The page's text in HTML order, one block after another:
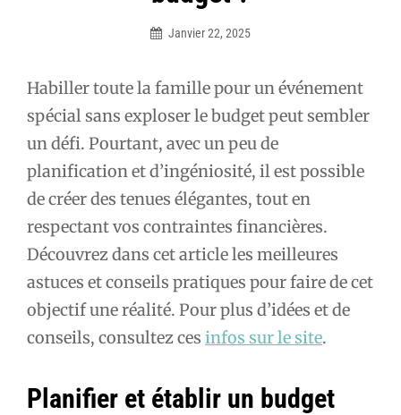
Janvier 22, 2025
Habiller toute la famille pour un événement
spécial sans exploser le budget peut sembler
un défi. Pourtant, avec un peu de
planification et d’ingéniosité, il est possible
de créer des tenues élégantes, tout en
respectant vos contraintes financières.
Découvrez dans cet article les meilleures
astuces et conseils pratiques pour faire de cet
objectif une réalité. Pour plus d’idées et de
conseils, consultez ces infos sur le site.
Planifier et établir un budget